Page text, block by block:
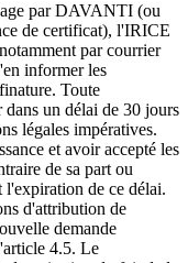
par DAVANTI (ou
de certificat), l'IRICE
par courrier
informer les
Toute
un délai de 30 jours
légales impératives.
et avoir accepté les
de sa part ou
l'expiration de ce délai.
d'attribution de
demande
4.5. Le